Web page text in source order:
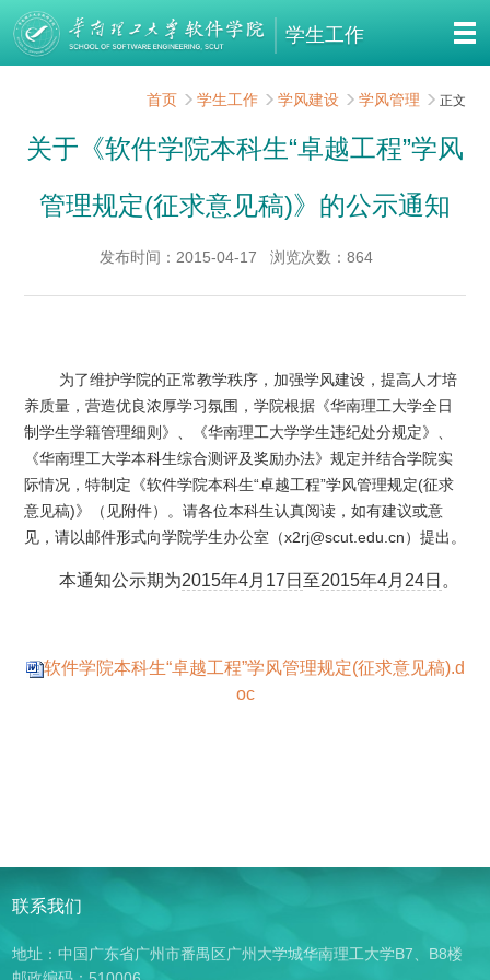
学生工作
首页 学生工作 学风建设 学风管理 正文
关于《软件学院本科生“卓越工程”学风
管理规定(征求意见稿)》的公示通知
发布时间：2015-04-17 浏览次数： 864
为了维护学院的正常教学秩序，加强学风建设，提高人才培
养质量，营造优良浓厚学习氛围，学院根据《华南理工大学全日
制学生学籍管理细则》、《华南理工大学学生违纪处分规定》、
《华南理工大学本科生综合测评及奖励办法》规定并结合学院实
际情况，特制定《软件学院本科生“卓越工程”学风管理规定(征求
意见稿)》（见附件）。请各位本科生认真阅读，如有建议或意
见，请以邮件形式向学院学生办公室（x2rj@scut.edu.cn）提出。
本通知公示期为2015年4月17日 至2015年4月24日 。
软件学院本科生“卓越工程”学风管理规定(征求意见稿).d
oc
联系我们
地址：中国广东省广州市番禺区广州大学城华南理工大学B7、B8楼